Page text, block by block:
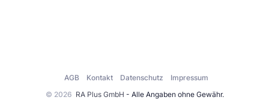
© 2026 RA Plus GmbH - Alle Angaben ohne Gewähr.
AGB Kontakt Datenschutz Impressum